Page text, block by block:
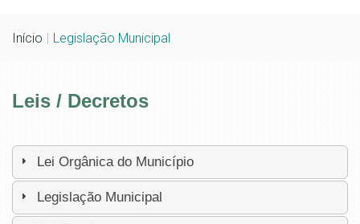
Início Legislação Municipal
Leis / Decretos
Lei Orgânica do Município
Legislação Municipal